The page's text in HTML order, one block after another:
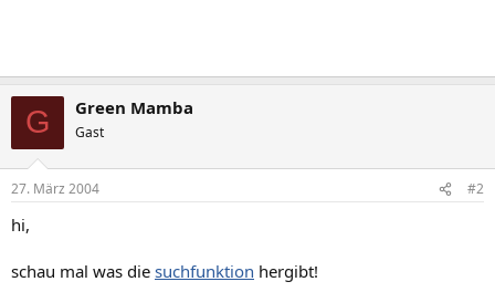
G Green Mamba
Gast
27. März 2004 #2
hi,
schau mal was die suchfunktion hergibt!